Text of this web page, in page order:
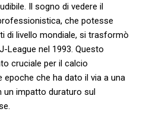
Il sogno di vedere il
che potesse
di livello mondiale, si trasformò
League nel 1993. Questo
cruciale per il calcio
epoche che ha dato il via a‍ una
un impatto duraturo sul